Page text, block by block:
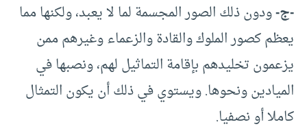
-ج-ودون ذلك الصور المجسمة لما لا يعبد، ولكنها مما
يعظم كصور الملوك والقادة والزعماء وغيرهم ممن
يزعمون تخليدهم بإقامة التماثيل لهم، ونصبها في
الميادين ونحوها. ويستوي في ذلك أن يكون التمثال
كاملا أو نصفيا.